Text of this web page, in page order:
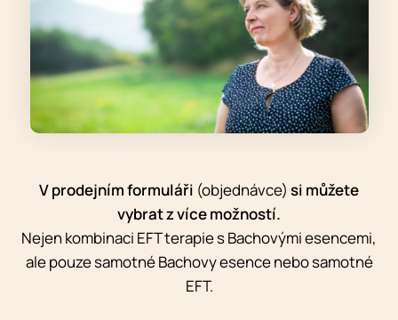
V prodejním formuláři (objednávce) si můžete
vybrat z více možností.
Nejen kombinaci EFT terapie s Bachovými esencemi,
ale pouze samotné Bachovy esence nebo samotné
EFT.